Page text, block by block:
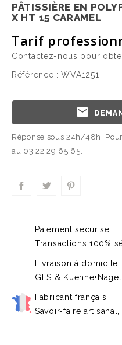
PÂTISSIÈRE EN
X HT 15 CARAMEL
Tarif
Contactez-nous pour
Référence : WVA1251
email
Réponse sous 24h/48h.
au 03 22 29 65 65.
Paiement sécurisé
Transactions 100%
Livraison à domicile
GLS &
Fabricant français
Savoir-faire